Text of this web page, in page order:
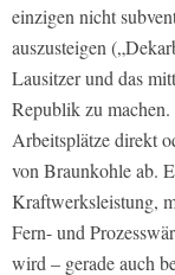
einzigen nicht
auszusteigen
Lausitzer und das
Republik zu
Arbeitsplätze direkt
von Braunkohle ab.
Kraftwerksleistung,
Fern- und
wird – gerade auch